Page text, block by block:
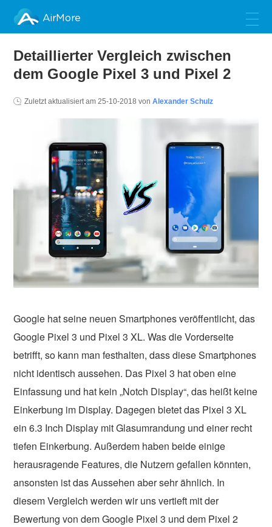
AirMore
Detaillierter Vergleich zwischen
dem Google Pixel 3 und Pixel 2
Zuletzt aktualisiert am25-10-2018 vonAlexander Schulz
Google hat seine neuen Smartphones veröffentlicht, das
Google Pixel 3 und Pixel 3 XL. Was die Vorderseite
betrifft, so kann man festhalten, dass diese Smartphones
nicht identisch aussehen. Das Pixel 3 hat oben eine
Einfassung und hat kein „Notch Display“, das heißt keine
Einkerbung im Display. Dagegen bietet das Pixel 3 XL
ein 6.3 Inch Display mit Glasumrandung und einer recht
tiefen Einkerbung. Außerdem haben beide einige
herausragende Features, die Nutzern gefallen könnten,
ansonsten ist das Aussehen aber sehr ähnlich. In
diesem Vergleich werden wir uns vertieft mit der
Bewertung von dem Google Pixel 3 und dem Pixel 2